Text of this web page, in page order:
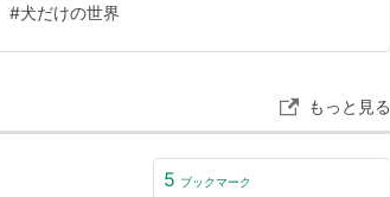
お座りをする。 これに対して、モデルベース
#犬だけの世界
もっと見る
5 ブックマーク